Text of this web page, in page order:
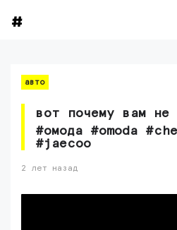
авто
вот почему вам не
#омода #omoda
#jaecoo
2 лет назад